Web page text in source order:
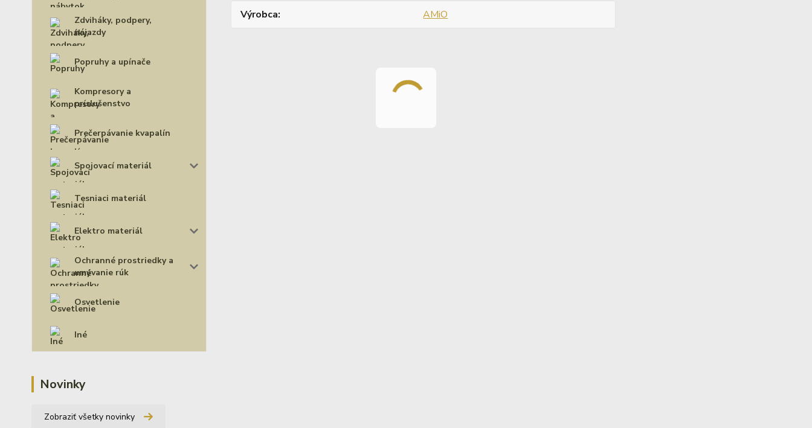
Zdviháky, podpery,
nájazdy
Popruhy a upínače
Kompresory a
príslušenstvo
Prečerpávanie kvapalín
Spojovací materiál
Tesniaci materiál
Elektro materiál
Ochranné prostriedky a
umývanie rúk
Osvetlenie
Iné
Novinky
Zobraziť všetky novinky
Výrobca AMiO